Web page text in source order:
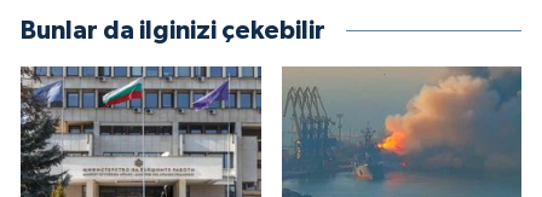
Bunlar da ilginizi çekebilir